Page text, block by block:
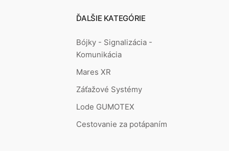
ĎALŠIE KATEGÓRIE
Bójky - Signalizácia -
Komunikácia
Mares XR
Záťažové Systémy
Lode GUMOTEX
Cestovanie za potápaním